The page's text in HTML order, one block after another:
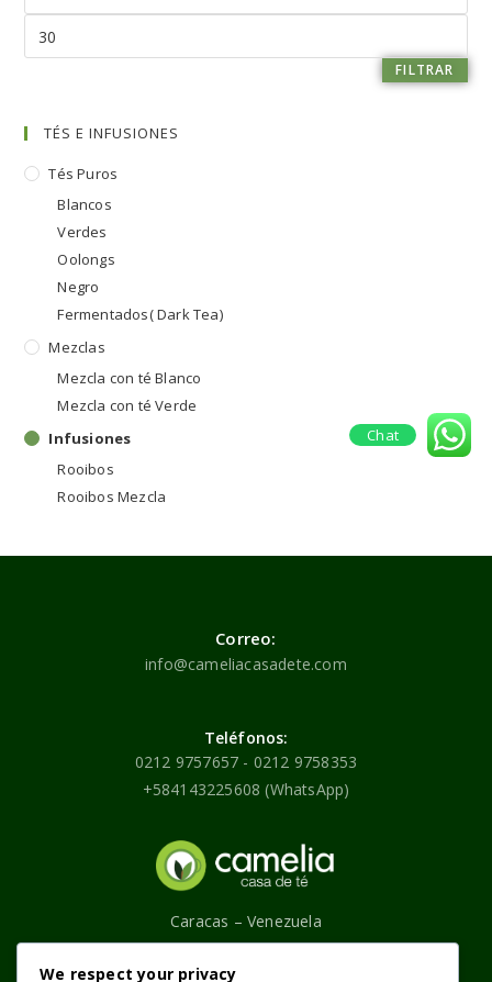
FILTRAR
TÉS E INFUSIONES
Tés Puros
Blancos
Verdes
Oolongs
Negro
Fermentados( Dark Tea)
Mezclas
Mezcla con té Blanco
Mezcla con té Verde
Infusiones
Rooibos
Rooibos Mezcla
Correo:
info@cameliacasadete.com
Teléfonos:
0212 9757657 - 0212 9758353
+584143225608 (WhatsApp)
Caracas – Venezuela
Contáctenos
We respect your privacy
Chat